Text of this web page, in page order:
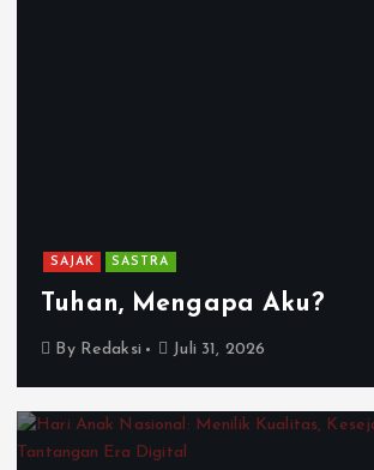
SAJAK SASTRA
Tuhan, Mengapa Aku?
By Redaksi Juli 31, 2026